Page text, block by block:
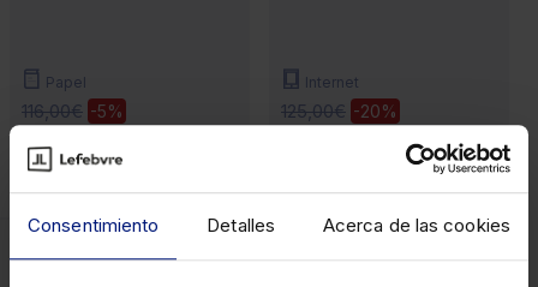
Consentimiento Detalles Acerca de las cookies
Papel
116,00€ -5%
110,20€
Internet
125,00€ -20%
(13)